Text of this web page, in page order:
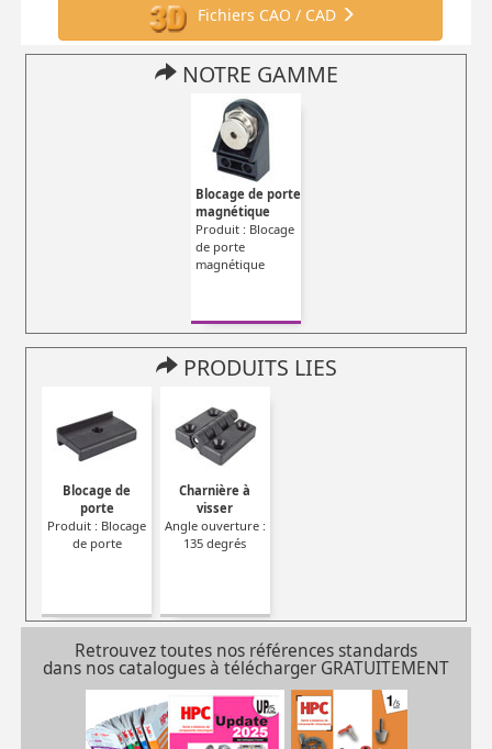
Fichiers CAO / CAD
NOTRE GAMME
Blocage de porte
magnétique
Produit : Blocage
de porte
magnétique
PRODUITS LIES
Blocage de
porte
Produit : Blocage
de porte
Charnière à
visser
Angle ouverture :
135 degrés
Retrouvez toutes nos références standards
dans nos catalogues à télécharger GRATUITEMENT